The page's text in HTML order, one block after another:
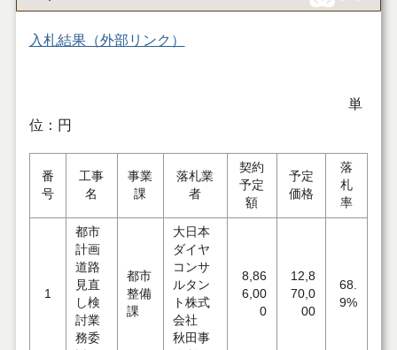
入札結果（外部リンク）
単
位：円
番
号
工事
名
事業
課
落札業
者
契約
予定
額
予定
価格
落
札
率
1
都市
計画
道路
見直
し検
討業
務委
都市
整備
課
大日本
ダイヤ
コンサ
ルタン
ト株式
会社
秋田事
8,86
6,00
0
12,8
70,0
00
68.
9%